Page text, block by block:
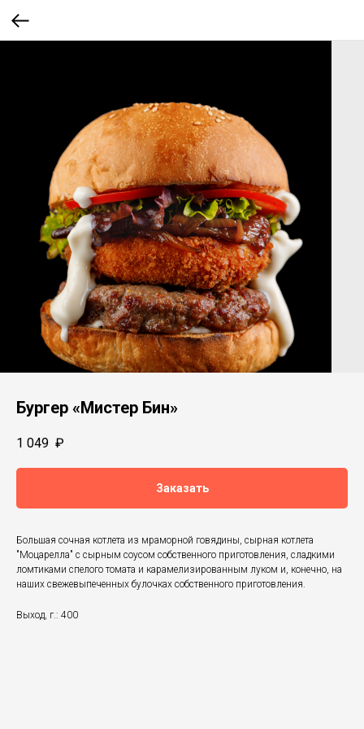
Бургер «Мистер Бин»
1 049 ₽
Заказать
Большая сочная котлета из мраморной говядины, сырная котлета
"Моцарелла" с сырным соусом собственного приготовления, сладкими
ломтиками спелого томата и карамелизированным луком и, конечно, на
наших свежевыпеченных булочках собственного приготовления.
Выход, г.: 400